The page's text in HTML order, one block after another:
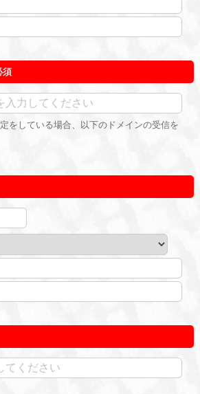
をしている場合、以下のドメインの受信を